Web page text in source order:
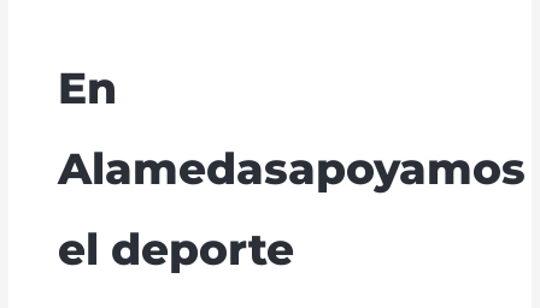
En
Alamedasapoyamos
el deporte